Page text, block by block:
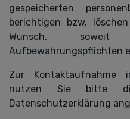
gespeicherten
berichtigen bzw.
Wunsch, soweit
Aufbewahrungspflichten
Zur Kontaktaufnahme
nutzen Sie bitte
Datenschutzerklärung